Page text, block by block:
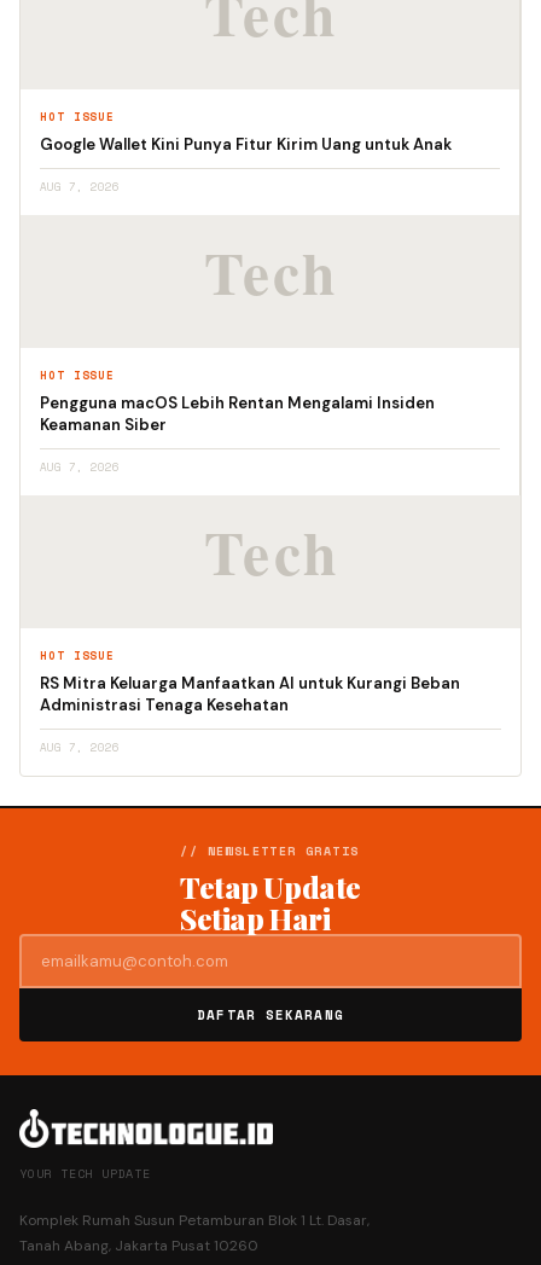
HOT ISSUE
Google Wallet Kini Punya Fitur Kirim Uang untuk Anak
AUG 7, 2026
HOT ISSUE
Pengguna macOS Lebih Rentan Mengalami Insiden
Keamanan Siber
AUG 7, 2026
HOT ISSUE
RS Mitra Keluarga Manfaatkan AI untuk Kurangi Beban
Administrasi Tenaga Kesehatan
AUG 7, 2026
// NEWSLETTER GRATIS
Tetap Update
Setiap Hari
DAFTAR SEKARANG
YOUR TECH UPDATE
Komplek Rumah Susun Petamburan Blok 1 Lt. Dasar,
Tanah Abang, Jakarta Pusat 10260